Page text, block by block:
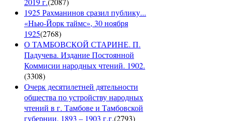
1925 Рахманинов сразил публику...
«Нью-Йорк таймс», 30 ноября
1925(2768)
О ТАМБОВСКОЙ СТАРИНЕ. П.
Падучева. Издание Постоянной
Коммисии народных чтений. 1902.
(3308)
Очерк десятилетней дятельности
общества по устройству народных
чтений в г. Тамбове и Тамбовской
губернии. 1893 – 1903 г.г.(2793)